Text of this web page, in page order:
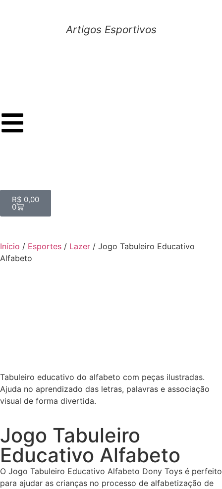
Artigos Esportivos
R$ 0,00
0
Início / Esportes / Lazer / Jogo Tabuleiro Educativo
Alfabeto
Tabuleiro educativo do alfabeto com peças ilustradas.
Ajuda no aprendizado das letras, palavras e associação
visual de forma divertida.
Jogo Tabuleiro
Educativo Alfabeto
O Jogo Tabuleiro Educativo Alfabeto Dony Toys é perfeito
para ajudar as crianças no processo de alfabetização de